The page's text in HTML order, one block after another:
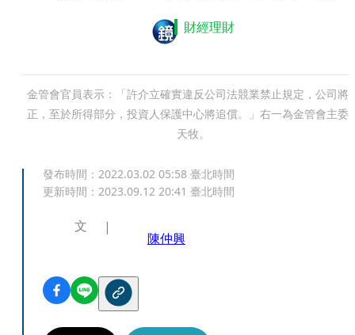
財經理財
金管會官員表示：「許介立確實違反公司法競業禁止規定，公司將
正，至於所得部分，投資人保護中心將追償。」右一為金管會主委
天牧。
發布時間： 2022.03.02 05:58 臺北時間
更新時間： 2023.09.12 20:41 臺北時間
文
陳仲興